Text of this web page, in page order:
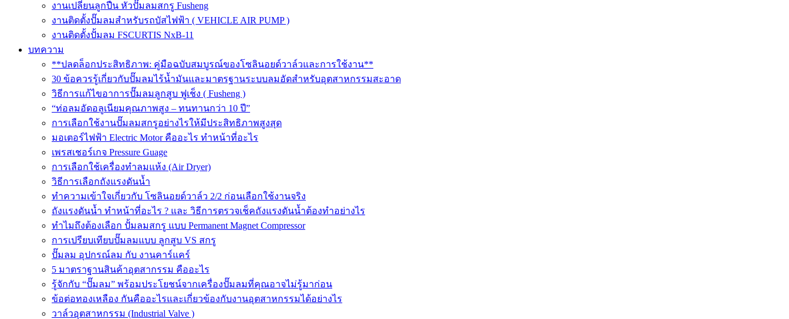
งานเปลี่ยนลูกปืน หัวปั๊มลมสกรู Fusheng
งานติดตั้งปั๊มลมสำหรับรถบัสไฟฟ้า ( VEHICLE AIR PUMP )
งานติดตั้งปั้มลม FSCURTIS NxB-11
บทความ
**ปลดล็อกประสิทธิภาพ: คู่มือฉบับสมบูรณ์ของโซลินอยด์วาล์วและการใช้งาน**
30 ข้อควรรู้เกี่ยวกับปั๊มลมไร้น้ำมันและมาตรฐานระบบลมอัดสำหรับอุตสาหกรรมสะอาด
วิธีการแก้ไขอาการปั๊มลมลูกสูบ ฟูเช็ง ( Fusheng )
“ท่อลมอัดอลูเนียมคุณภาพสูง – ทนทานกว่า 10 ปี”
การเลือกใช้งานปั๊มลมสกรูอย่างไรให้มีประสิทธิภาพสูงสุด
มอเตอร์ไฟฟ้า Electric Motor คืออะไร ทำหน้าที่อะไร
เพรสเชอร์เกจ Pressure Guage
การเลือกใช้เครื่องทำลมแห้ง (Air Dryer)
วิธีการเลือกถังแรงดันน้ำ
ทำความเข้าใจเกี่ยวกับ โซลินอยด์วาล์ว 2/2 ก่อนเลือกใช้งานจริง
ถังแรงดันน้ำ ทำหน้าที่อะไร ? และ วิธีการตรวจเช็คถังแรงดันน้ำต้องทำอย่างไร
ทำไมถึงต้องเลือก ปั้มลมสกรู แบบ Permanent Magnet Compressor
การเปรียบเทียบปั๊มลมแบบ ลูกสูบ VS สกรู
ปั๊มลม อุปกรณ์ลม กับ งานคาร์แคร์
5 มาตราฐานสินค้าอุตสากรรม คืออะไร
รู้จักกับ “ปั๊มลม” พร้อมประโยชน์จากเครื่องปั๊มลมที่คุณอาจไม่รู้มาก่อน
ข้อต่อทองเหลือง กันคืออะไรและเกี่ยวข้องกับงานอุตสาหกรรมได้อย่างไร
วาล์วอุตสาหกรรม (Industrial Valve )